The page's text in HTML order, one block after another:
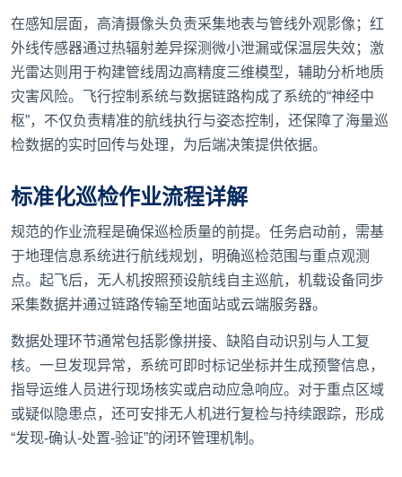
在感知层面，高清摄像头负责采集地表与管线外观影像；红
外线传感器通过热辐射差异探测微小泄漏或保温层失效；激
光雷达则用于构建管线周边高精度三维模型，辅助分析地质
灾害风险。飞行控制系统与数据链路构成了系统的“神经中
枢”，不仅负责精准的航线执行与姿态控制，还保障了海量巡
检数据的实时回传与处理，为后端决策提供依据。
标准化巡检作业流程详解
规范的作业流程是确保巡检质量的前提。任务启动前，需基
于地理信息系统进行航线规划，明确巡检范围与重点观测
点。起飞后，无人机按照预设航线自主巡航，机载设备同步
采集数据并通过链路传输至地面站或云端服务器。
数据处理环节通常包括影像拼接、缺陷自动识别与人工复
核。一旦发现异常，系统可即时标记坐标并生成预警信息，
指导运维人员进行现场核实或启动应急响应。对于重点区域
或疑似隐患点，还可安排无人机进行复检与持续跟踪，形成
“发现-确认-处置-验证”的闭环管理机制。